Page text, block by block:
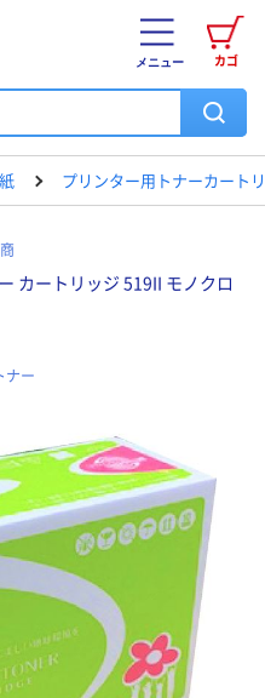
カゴ
メニュー
プリンター用トナーカート
カートリッジ 519II モノクロ
ナー